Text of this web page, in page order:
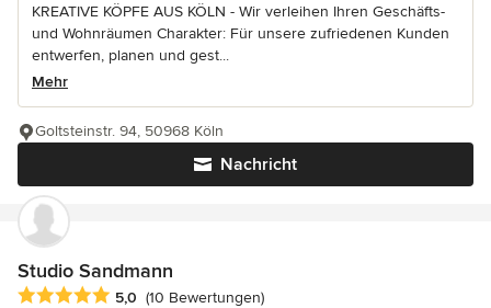
KREATIVE KÖPFE AUS KÖLN - Wir verleihen Ihren Geschäfts-
und Wohnräumen Charakter: Für unsere zufriedenen Kunden
entwerfen, planen und gest...
Mehr
Nachricht
Goltsteinstr. 94, 50968 Köln
Studio Sandmann
Durchschnittliche Bewertung: 5 von 5 Sternen
5,0 (10 Bewertungen)